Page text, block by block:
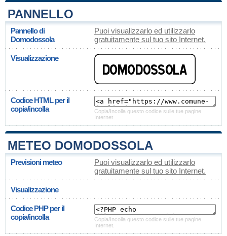
PANNELLO
Pannello di
Domodossola
Puoi visualizzarlo ed utilizzarlo
gratuitamente sul tuo sito Internet.
Visualizzazione
Codice HTML per il
copia/incolla
Copia/Incolla questo codice sulle tue pagine
Internet.
METEO DOMODOSSOLA
Previsioni meteo
Puoi visualizzarlo ed utilizzarlo
gratuitamente sul tuo sito Internet.
Visualizzazione
Codice PHP per il
copia/incolla
Copia/Incolla questo codice sulle tue pagine
Internet.